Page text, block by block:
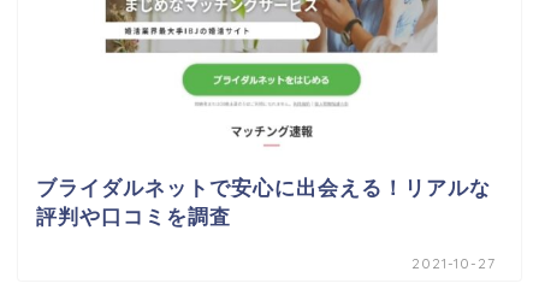
ブライダルネットで安心に出会える！リアルな
評判や口コミを調査
2021-10-27